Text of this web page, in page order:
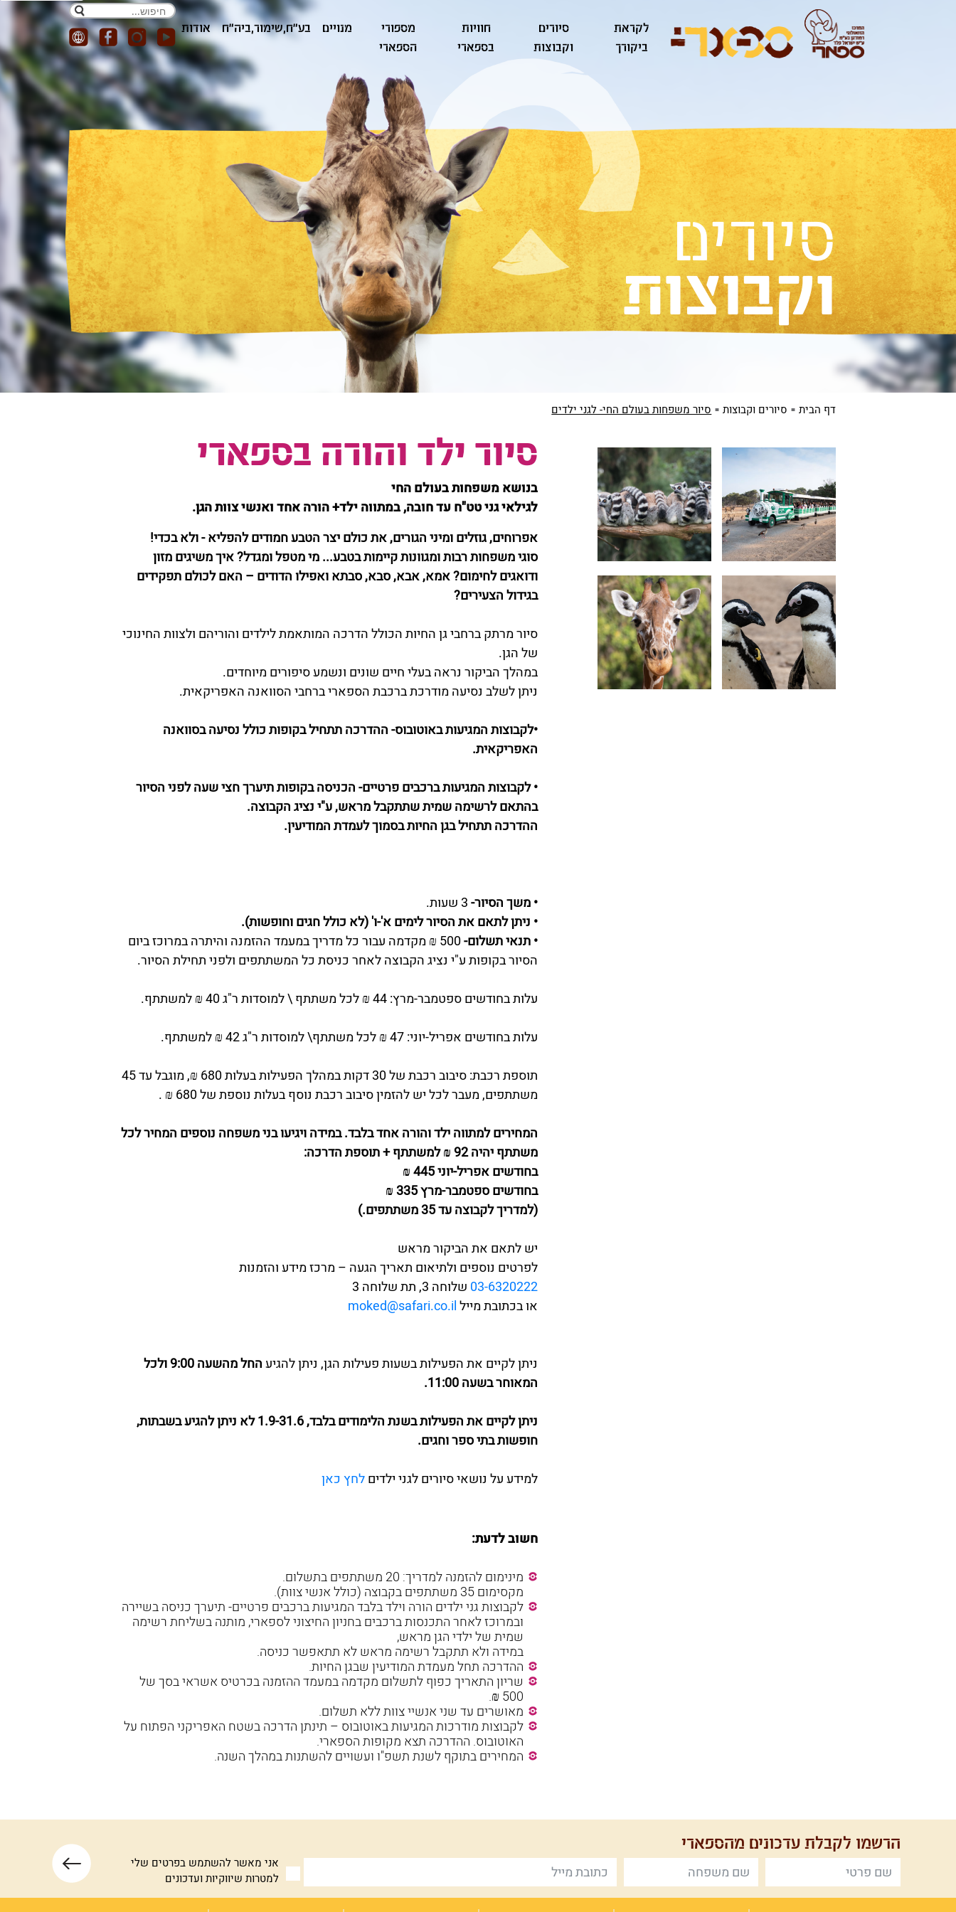
לקראת
ביקורך
סיורים
וקבוצות
חוויות
בספארי
מספורי
הספארי
מנויים בע"ח,שימור,ביה"ח אודות חיפוש באתר
חפש
סיורים
וקבוצות
דף הבית סיורים וקבוצות סיור משפחות בעולם החי- לגני ילדים
סיור ילד והורה בספארי
בנושא משפחות בעולם החי
לגילאי גני טט"ח עד חובה, במתווה ילד+ הורה אחד ואנשי צוות הגן.
אפרוחים, גוזלים ומיני הגורים, את כולם יצר הטבע חמודים להפליא - ולא בכדי!
סוגי משפחות רבות ומגוונות קיימות בטבע... מי מטפל ומגדל? איך משיגים מזון
ודואגים לחימום? אמא, אבא, סבא, סבתא ואפילו הדודים – האם לכולם תפקידים
בגידול הצעירים?
סיור מרתק ברחבי גן החיות הכולל הדרכה המותאמת לילדים והוריהם ולצוות החינוכי
של הגן.
במהלך הביקור נראה בעלי חיים שונים ונשמע סיפורים מיוחדים.
ניתן לשלב נסיעה מודרכת ברכבת הספארי ברחבי הסוואנה האפריקאית.
•לקבוצות המגיעות באוטובוס- ההדרכה תתחיל בקופות כולל נסיעה בסוואנה
האפריקאית.
• לקבוצות המגיעות ברכבים פרטיים- הכניסה בקופות תיערך חצי שעה לפני הסיור
בהתאם לרשימה שמית שתתקבל מראש, ע"י נציג הקבוצה.
ההדרכה תתחיל בגן החיות בסמוך לעמדת המודיעין.
• משך הסיור-
• ניתן לתאם את הסיור לימים א'-ו' (לא כולל חגים וחופשות).
• תנאי תשלום-
500 ₪ מקדמה עבור כל מדריך במעמד ההזמנה והיתרה במרוכז ביום
הסיור בקופות ע"י נציג הקבוצה לאחר כניסת כל המשתתפים ולפני תחילת הסיור.
עלות בחודשים ספטמבר-מרץ: 44 ₪ לכל משתתף \ למוסדות ר"ג 40 ₪ למשתתף.
עלות בחודשים אפריל-יוני: 47 ₪ לכל משתתף\ למוסדות ר"ג 42 ₪ למשתתף.
תוספת רכבת: סיבוב רכבת של 30 דקות במהלך הפעילות בעלות 680 ₪, מוגבל עד 45
משתתפים, מעבר לכל יש להזמין סיבוב רכבת נוסף בעלות נוספת של 680 ₪ .
המחירים למתווה ילד והורה אחד בלבד. במידה ויגיעו בני משפחה נוספים המחיר לכל
משתתף יהיה 92 ₪ למשתתף + תוספת הדרכה:
בחודשים אפריל-יוני 445 ₪
בחודשים ספטמבר-מרץ 335 ₪
(למדריך לקבוצה עד 35 משתתפים.)
יש לתאם את הביקור מראש
לפרטים נוספים ולתיאום תאריך הגעה – מרכז מידע והזמנות
03-6320222 שלוחה 3, תת שלוחה 3
או בכתובת מיילmoked@safari.co.il
ניתן לקיים את הפעילות בשעות פעילות הגן, ניתן להגיע
החל מהשעה 9:00 ולכל
המאוחר בשעה 11:00.
ניתן לקיים את הפעילות בשנת הלימודים בלבד, 1.9-31.6 לא ניתן להגיע בשבתות,
חופשות בתי ספר וחגים.
למידע על נושאי סיורים לגני ילדיםלחץ כאן
חשוב לדעת:
מינימום להזמנה למדריך: 20 משתתפים בתשלום.
מקסימום 35 משתתפים בקבוצה (כולל אנשי צוות).
לקבוצות גני ילדים הורה וילד בלבד המגיעות ברכבים פרטיים- תיערך כניסה בשיירה
ובמרוכז לאחר התכנסות ברכבים בחניון החיצוני לספארי, מותנה בשליחת רשימה
שמית של ילדי הגן מראש,
במידה ולא תתקבל רשימה מראש לא תתאפשר כניסה.
ההדרכה תחל מעמדת המודיעין שבגן החיות.
שריון התאריך כפוף לתשלום מקדמה במעמד ההזמנה בכרטיס אשראי בסך של
500 ₪.
מאושרים עד שני אנשיי צוות ללא תשלום.
לקבוצות מודרכות המגיעות באוטובוס – תינתן הדרכה בשטח האפריקני הפתוח על
האוטובוס. ההדרכה תצא מקופות הספארי.
המחירים בתוקף לשנת תשפ"ו ועשויים להשתנות במהלך השנה.
הרשמו לקבלת עדכונים מהספארי
אני מאשר להשתמש בפרטים שלי
למטרות שיווקיות ועדכונים